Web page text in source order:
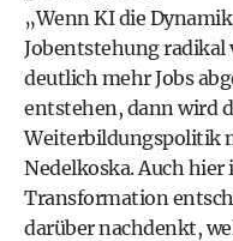
„Wenn KI die
Jobentstehung radikal
deutlich mehr Jobs
entstehen, dann wird
Weiterbildungspolitik
Nedelkoska. Auch hier
Transformation
darüber nachdenkt,